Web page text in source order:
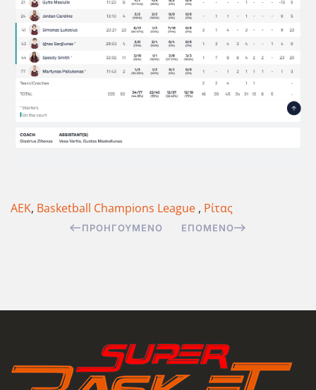
ΑΕΚ, Basketball Champions League , Ρίτας
ΠΡΟΗΓΟΎΜΕΝΟ ΕΠΌΜΕΝΟ